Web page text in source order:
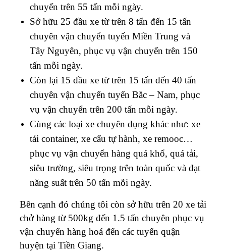
chuyển trên 55 tấn mỗi ngày.
Sở hữu 25 đầu xe từ trên 8 tấn đến 15 tấn
chuyên vận chuyển tuyến Miền Trung và
Tây Nguyên, phục vụ vận chuyển trên 150
tấn mỗi ngày.
Còn lại 15 đầu xe từ trên 15 tấn đến 40 tấn
chuyên vận chuyển tuyến Bắc – Nam, phục
vụ vận chuyển trên 200 tấn mỗi ngày.
Cùng các loại xe chuyên dụng khác như: xe
tải container, xe cẩu tự hành, xe remooc…
phục vụ vận chuyển hàng quá khổ, quá tải,
siêu trường, siêu trọng trên toàn quốc và đạt
năng suất trên 50 tấn mỗi ngày.
Bên cạnh đó chúng tôi còn sở hữu trên 20 xe tải
chở hàng từ 500kg đến 1.5 tấn chuyên phục vụ
vận chuyển hàng hoá đến các tuyến quận
huyện tại Tiền Giang.